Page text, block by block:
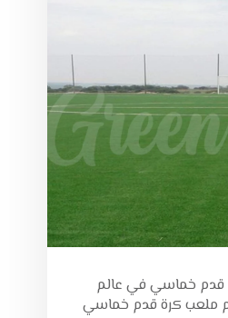
خماسي في عالم
ملعب كرة قدم خماسي